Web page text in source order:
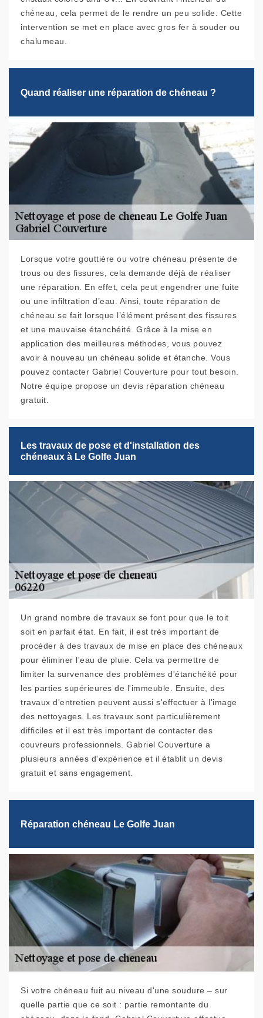
chéneau, cela permet de le rendre un peu solide. Cette
intervention se met en place avec gros fer à souder ou
chalumeau.
Quand réaliser une réparation de chéneau ?
Lorsque votre gouttière ou votre chéneau présente de
trous ou des fissures, cela demande déjà de réaliser
une réparation. En effet, cela peut engendrer une fuite
ou une infiltration d’eau. Ainsi, toute réparation de
chéneau se fait lorsque l’élément présent des fissures
et une mauvaise étanchéité. Grâce à la mise en
application des meilleures méthodes, vous pouvez
avoir à nouveau un chéneau solide et étanche. Vous
pouvez contacter Gabriel Couverture pour tout besoin.
Notre équipe propose un devis réparation chéneau
gratuit.
Les travaux de pose et d'installation des
chéneaux à Le Golfe Juan
Un grand nombre de travaux se font pour que le toit
soit en parfait état. En fait, il est très important de
procéder à des travaux de mise en place des chéneaux
pour éliminer l'eau de pluie. Cela va permettre de
limiter la survenance des problèmes d'étanchéité pour
les parties supérieures de l'immeuble. Ensuite, des
travaux d'entretien peuvent aussi s'effectuer à l'image
des nettoyages. Les travaux sont particulièrement
difficiles et il est très important de contacter des
couvreurs professionnels. Gabriel Couverture a
plusieurs années d'expérience et il établit un devis
gratuit et sans engagement.
Réparation chéneau Le Golfe Juan
Si votre chéneau fuit au niveau d'une soudure – sur
quelle partie que ce soit : partie remontante du